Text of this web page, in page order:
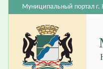
Муниципальный портал г.